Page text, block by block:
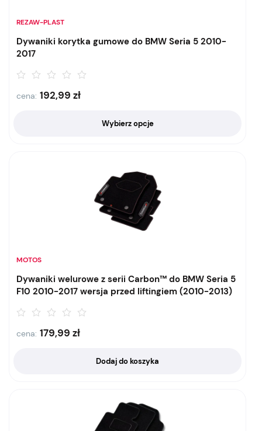
REZAW-PLAST
Dywaniki korytka gumowe do BMW Seria 5 2010-
2017
cena: 192,99 zł
Wybierz opcje
MOTOS
Dywaniki welurowe z serii Carbon™ do BMW Seria 5
F10 2010-2017 wersja przed liftingiem (2010-2013)
cena: 179,99 zł
Dodaj do koszyka